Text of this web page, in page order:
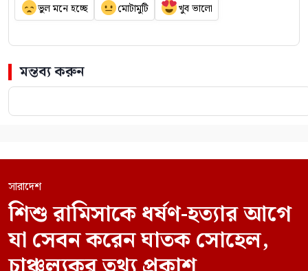
ভুল মনে হচ্ছে মোটামুটি খুব ভালো
মন্তব্য করুন
সারাদেশ
শিশু রামিসাকে ধর্ষণ-হত্যার আগে
যা সেবন করেন ঘাতক সোহেল,